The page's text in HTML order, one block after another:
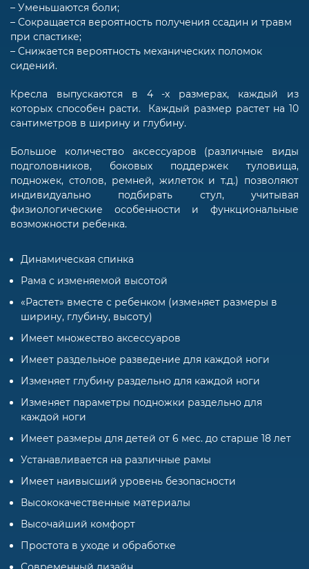
– Уменьшаются боли;
– Сокращается вероятность получения ссадин и травм
при спастике;
– Снижается вероятность механических поломок
сидений.
Кресла выпускаются в 4 -х размерах, каждый из
которых способен расти. Каждый размер растет на 10
сантиметров в ширину и глубину.
Большое количество аксессуаров (различные виды
подголовников, боковых поддержек туловища,
подножек, столов, ремней, жилеток и т.д.) позволяют
индивидуально подбирать стул, учитывая
физиологические особенности и функциональные
возможности ребенка.
Динамическая спинка
Рама с изменяемой высотой
«Растет» вместе с ребенком (изменяет размеры в
ширину, глубину, высоту)
Имеет множество аксессуаров
Имеет раздельное разведение для каждой ноги
Изменяет глубину раздельно для каждой ноги
Изменяет параметры подножки раздельно для
каждой ноги
Имеет размеры для детей от 6 мес. до старше 18 лет
Устанавливается на различные рамы
Имеет наивысший уровень безопасности
Высококачественные материалы
Высочайший комфорт
Простота в уходе и обработке